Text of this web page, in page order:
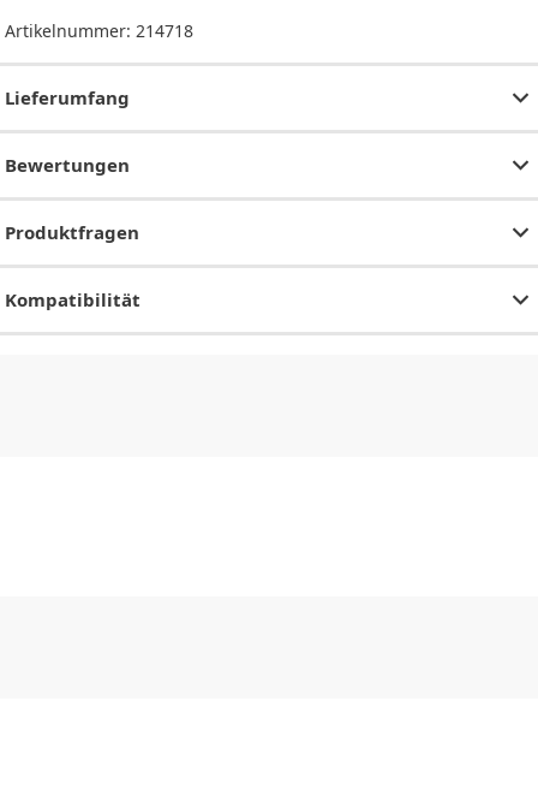
Artikelnummer: 214718
Lieferumfang
Bewertungen
Produktfragen
Kompatibilität